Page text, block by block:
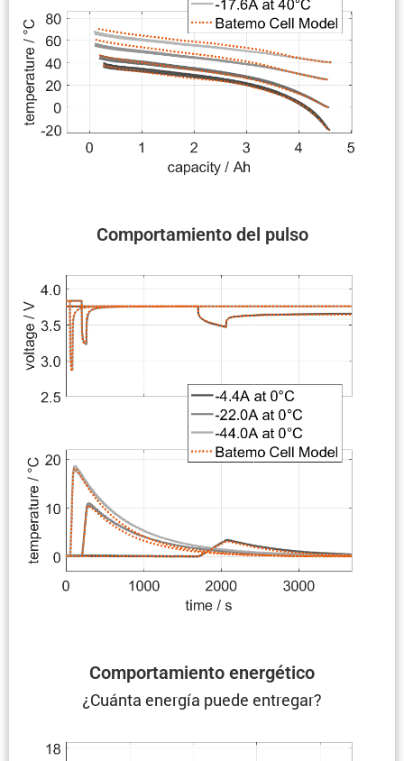
Compor­ta­miento del pulso
Compor­ta­miento energético
¿Cuánta energía puede entregar?